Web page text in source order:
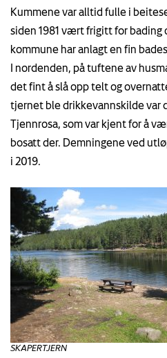
Kummene var alltid fulle i
siden 1981 vært frigitt for bading
kommune har anlagt en fin
I nordenden, på tuftene av
det fint å slå opp telt og
tjernet ble drikkevannskilde var
Tjennrosa, som var kjent for å
bosatt der. Demningene ved
i 2019.
SKAPERTJERN